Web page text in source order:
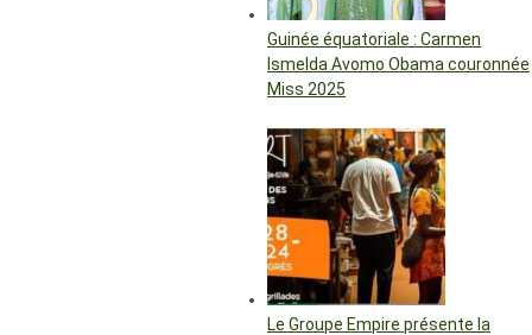
Guinée équatoriale : Carmen
Ismelda Avomo Obama couronnée
Miss 2025
Le Groupe Empire présente la